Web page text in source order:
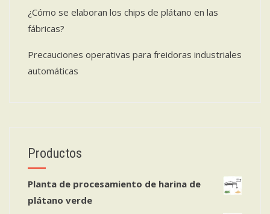
¿Cómo se elaboran los chips de plátano en las
fábricas?
Precauciones operativas para freidoras industriales
automáticas
Productos
Planta de procesamiento de harina de
plátano verde